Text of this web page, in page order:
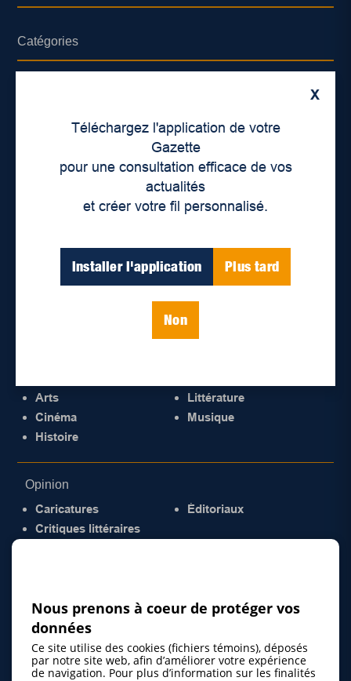
X
Téléchargez l'application de votre
Gazette
pour une consultation efficace de vos
actualités
et créer votre fil personnalisé.
Installer l'application Plus tard
Non
Catégories
International
Politique
Santé
Arts
Cinéma
Histoire
Littérature
Musique
Opinion
Caricatures
Critiques littéraires
Éditoriaux
Nous prenons à coeur de protéger vos
données
Ce site utilise des cookies (fichiers témoins), déposés
par notre site web, afin d’améliorer votre expérience
de navigation. Pour plus d’information sur les finalités